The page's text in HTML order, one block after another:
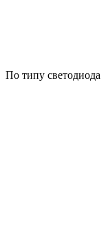
По типу светодиода